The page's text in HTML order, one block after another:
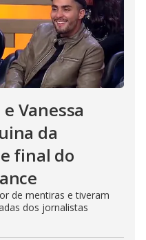
Vanessa
da
final do
de mentiras e tiveram
dos jornalistas